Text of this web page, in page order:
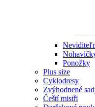
Ponožky
Plus size
Cyklodresy
Zvýhodnené
Čeští mistři